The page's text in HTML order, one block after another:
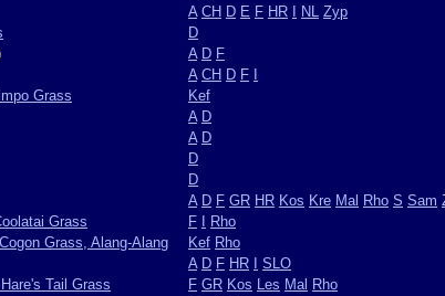
A CH D E F HR NL Zyp
D
A D F
A CH D F
Grass
Kef
A D
A D
D
D
A D F GR HR Kos Kre Mal Rho S Sam
Grass F
Rho
Grass, Alang-Alang Kef Rho
A D F HR
SLO
Tail Grass F GR Kos Les Mal Rho